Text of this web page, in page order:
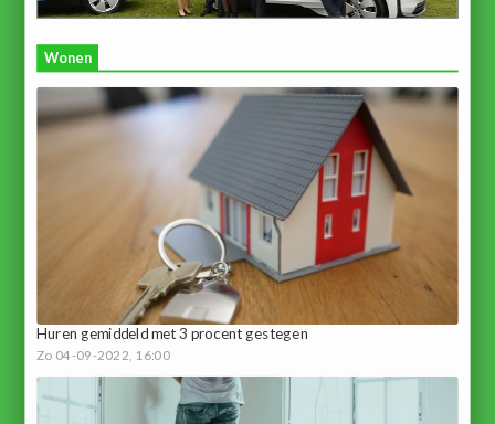
Wonen
Huren gemiddeld met 3 procent gestegen
Zo 04-09-2022, 16:00